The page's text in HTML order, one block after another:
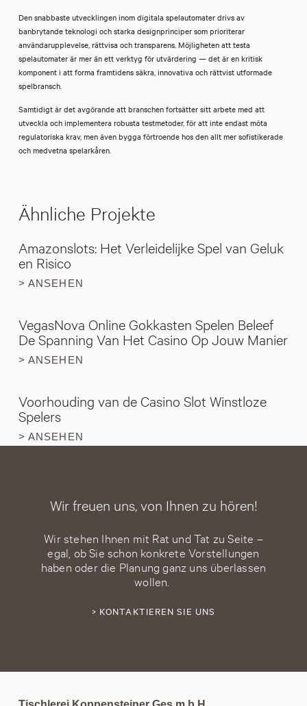
Den snabbaste utvecklingen inom digitala spelautomater drivs av
banbrytande teknologi och starka designprinciper som prioriterar
användarupplevelse, rättvisa och transparens. Möjligheten att testa
spelautomater är mer än ett verktyg för utvärdering — det är en kritisk
komponent i att forma framtidens säkra, innovativa och rättvist utformade
spelbransch.
Samtidigt är det avgörande att branschen fortsätter sitt arbete med att
utveckla och implementera robusta testmetoder, för att inte endast möta
regulatoriska krav, men även bygga förtroende hos den allt mer sofistikerade
och medvetna spelarkåren.
Ähnliche Projekte
Amazonslots: Het Verleidelijke Spel van Geluk
en Risico
> ANSEHEN
VegasNova Online Gokkasten Spelen Beleef
De Spanning Van Het Casino Op Jouw Manier
> ANSEHEN
Voorhouding van de Casino Slot Winstloze
Spelers
> ANSEHEN
Wir freuen uns, von Ihnen zu hören!
Wir stehen Ihnen mit Rat und Tat zu Seite –
egal, ob Sie schon konkrete Vorstellungen
haben oder die Planung ganz uns überlassen
wollen.
> KONTAKTIEREN SIE UNS